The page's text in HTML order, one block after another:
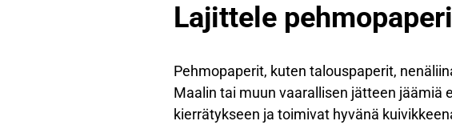
Lajittele
Pehmopaperit, kuten talouspaperit,
Maalin tai muun vaarallisen jätteen jäämiä
kierrätykseen ja toimivat hyvänä